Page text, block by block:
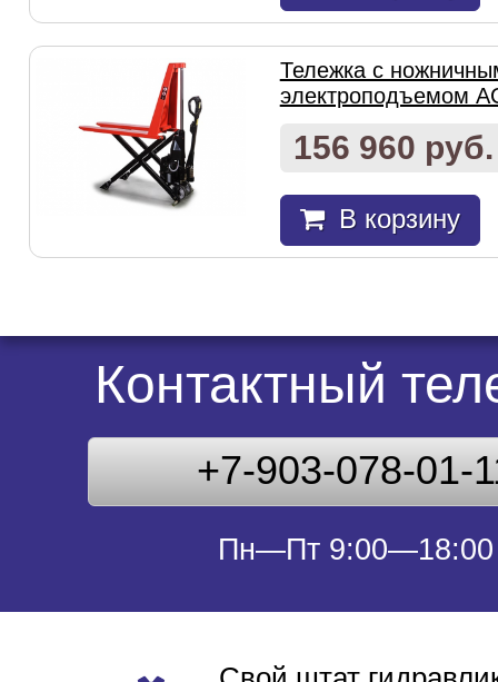
Тележка с
электроподъемом
156 960 руб.
В корзину
Контактный
+7-903-078-01-
Пн—Пт 9:00—18:00